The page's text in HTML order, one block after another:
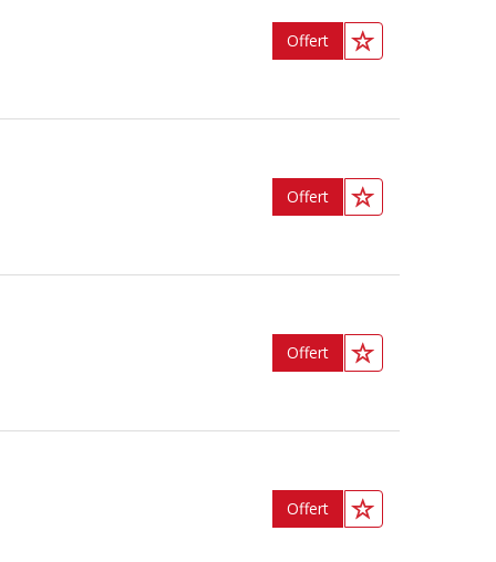
Offert
Offert
Offert
Offert